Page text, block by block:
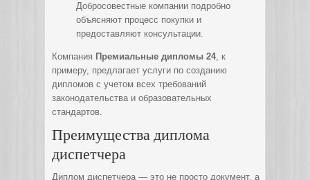
Добросовестные компании подробно
объясняют процесс покупки и
предоставляют консультации.
Компания Премиальные дипломы 24, к
примеру, предлагает услуги по созданию
дипломов с учетом всех требований
законодательства и образовательных
стандартов.
Преимущества диплома
диспетчера
Диплом диспетчера — это не просто документ, а